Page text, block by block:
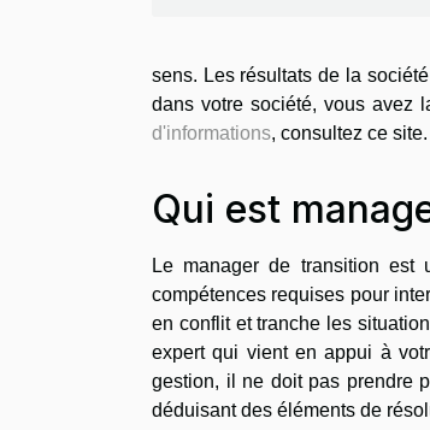
sens. Les résultats de la
dans votre société, vous avez
d'informations, consultez ce site.
Qui est
Le manager de transition est
compétences requises pour
en conflit et tranche les
expert qui vient en appui à
gestion, il ne doit pas prendre
déduisant des éléments de